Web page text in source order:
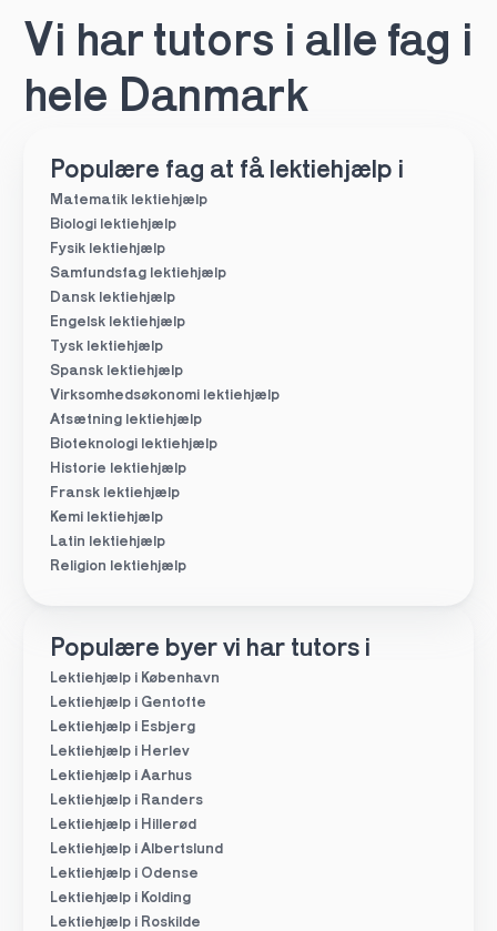
Vi har tutors i alle fag i
hele Danmark
Populære fag at få lektiehjælp i
Matematik lektiehjælp
Biologi lektiehjælp
Fysik lektiehjælp
Samfundsfag lektiehjælp
Dansk lektiehjælp
Engelsk lektiehjælp
Tysk lektiehjælp
Spansk lektiehjælp
Virksomhedsøkonomi lektiehjælp
Afsætning lektiehjælp
Bioteknologi lektiehjælp
Historie lektiehjælp
Fransk lektiehjælp
Kemi lektiehjælp
Latin lektiehjælp
Religion lektiehjælp
Populære byer vi har tutors i
Lektiehjælp i København
Lektiehjælp i Gentofte
Lektiehjælp i Esbjerg
Lektiehjælp i Herlev
Lektiehjælp i Aarhus
Lektiehjælp i Randers
Lektiehjælp i Hillerød
Lektiehjælp i Albertslund
Lektiehjælp i Odense
Lektiehjælp i Kolding
Lektiehjælp i Roskilde